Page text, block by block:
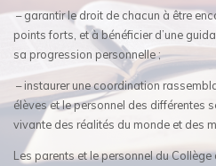
– garantir le droit de chacun à être
points forts, et à bénéficier d’une
sa progression personnelle ;
– instaurer une coordination
élèves et le personnel des différentes
vivante des réalités du monde et des
Les parents et le personnel du